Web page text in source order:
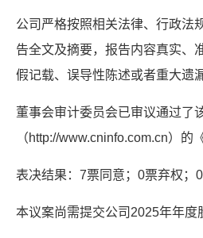
公司严格按照相关法律、行政法
告全文及摘要，报告内容真实、
假记载、误导性陈述或者重大遗漏
董事会审计委员会已审议通过了
（http://www.cninfo.com.cn）
表决结果：7票同意；0票弃权；0
本议案尚需提交公司2025年年度